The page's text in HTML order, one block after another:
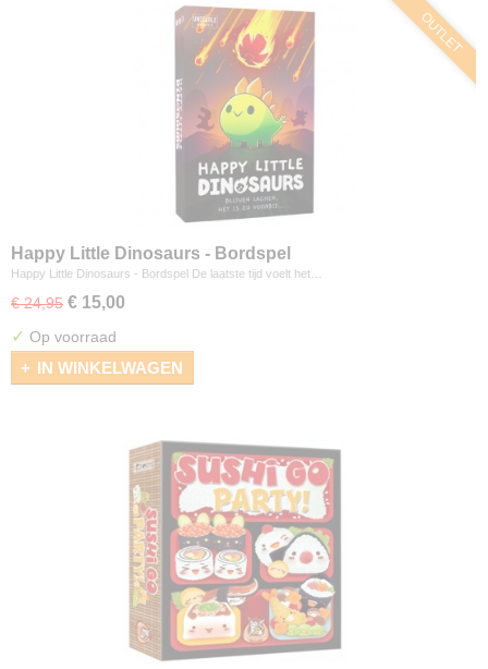
OUTLET
Happy Little Dinosaurs - Bordspel
Happy Little Dinosaurs - Bordspel De laatste tijd voelt het…
€ 24,95 € 15,00
✓ Op voorraad
IN WINKELWAGEN